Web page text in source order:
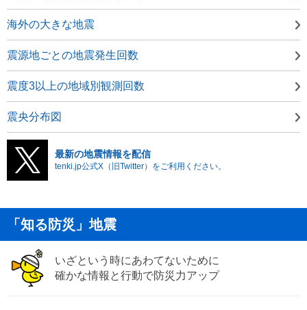
海外の大きな地震
震源地ごとの地震発生回数
震度3以上の地域別観測回数
震央分布図
最新の地震情報を配信
tenki.jp公式X（旧Twitter）をご利用ください。
「知る防災」地震
いざという時にあわてないために
確かな情報と行動で防災力アップ